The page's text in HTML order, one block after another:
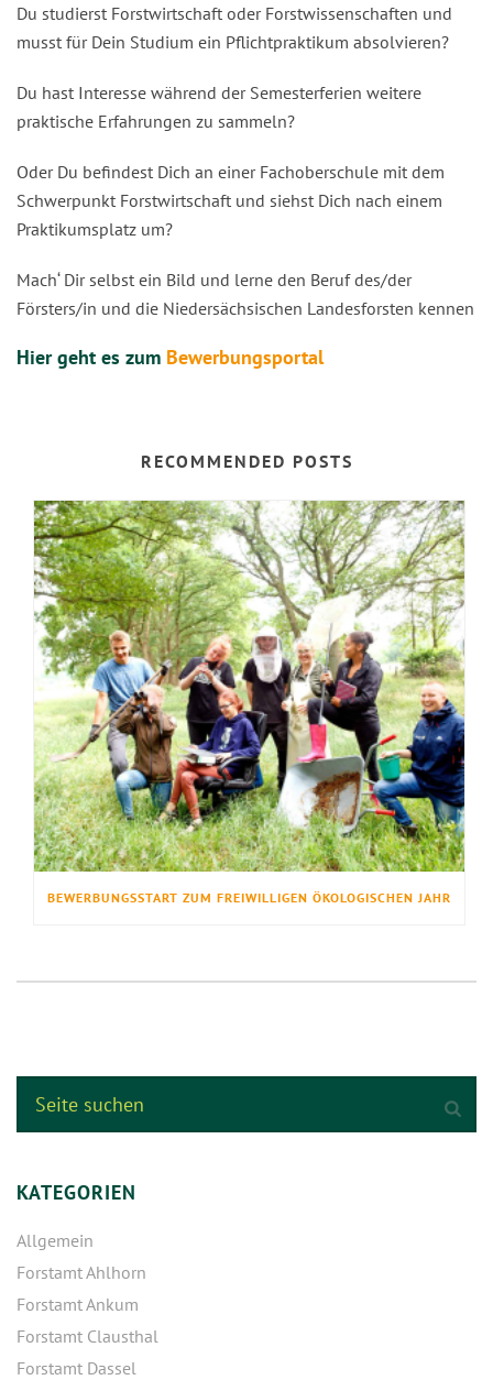
Du studierst Forstwirtschaft oder Forstwissenschaften und
musst für Dein Studium ein Pflichtpraktikum absolvieren?
Du hast Interesse während der Semesterferien weitere
praktische Erfahrungen zu sammeln?
Oder Du befindest Dich an einer Fachoberschule mit dem
Schwerpunkt Forstwirtschaft und siehst Dich nach einem
Praktikumsplatz um?
Mach‘ Dir selbst ein Bild und lerne den Beruf des/der
Försters/in und die Niedersächsischen Landesforsten kennen
Hier geht es zum Bewerbungsportal
RECOMMENDED POSTS
BEWERBUNGSSTART ZUM FREIWILLIGEN ÖKOLOGISCHEN JAHR
KATEGORIEN
Allgemein
Forstamt Ahlhorn
Forstamt Ankum
Forstamt Clausthal
Forstamt Dassel